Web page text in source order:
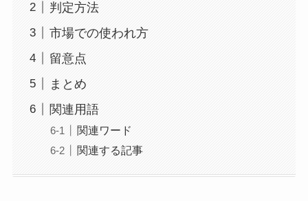
判定方法
市場での使われ方
留意点
まとめ
関連用語
関連ワード
関連する記事